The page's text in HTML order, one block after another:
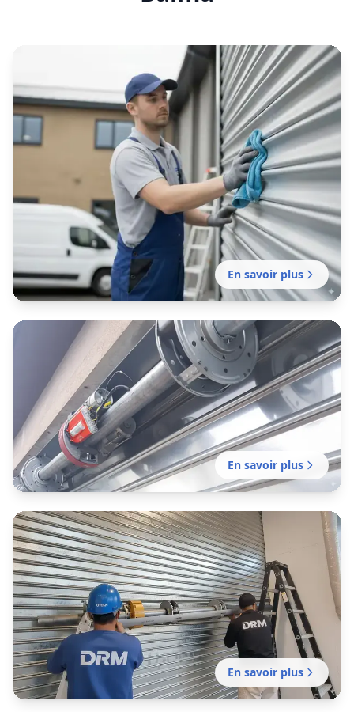
Entretien rideau métallique
Balma
Contrat d'entretien préventif réalisé par notre
établissement local pour garantir le bon
fonctionnement de vos fermetures métalliques.
En savoir plus
Motorisation rideau métallique
Balma
Motorisation de votre rideau manuel existant
réalisée par notre établissement local pour
plus de confort et de sécurité.
En savoir plus
Installation rideau métallique
Balma
Installation professionnelle de fermeture en
métal pour commerce, entrepôt ou local
professionnel par notre établissement local.
En savoir plus